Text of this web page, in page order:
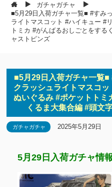
ガチャガチャ
■5月29日入荷ガチャ一覧■ #すみ
ライトマスコット #ハイキュー #
トミカ #がんばるおしごとをする
ャストピンズ
■5月29日入荷ガチャ一覧
クラッシュライトマスコ
ぬいぐるみ #ポケットトミ
くるま大集合編 #頭文
ガチャガチャ 2025年5月29日
5月29日入荷ガチャ情